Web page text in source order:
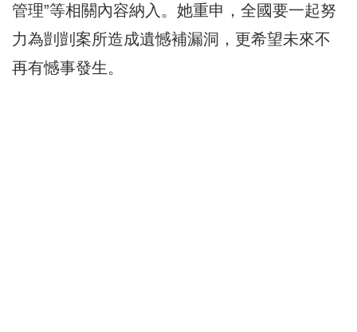
管理”等相關內容納入。她重申，全國要一起努
力為剴剴案所造成遺憾補漏洞，更希望未來不
再有憾事發生。